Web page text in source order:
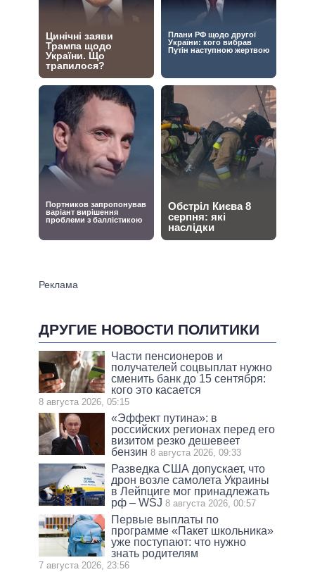
ДРУГИЕ НОВОСТИ ПОЛИТИКИ
Части пенсионеров и
получателей соцвыплат нужно
сменить банк до 15 сентября:
кого это касается
8 августа 2026, 05:15
«Эффект путина»: в
российских регионах перед его
визитом резко дешевеет
бензин 8 августа 2026, 09:33
Разведка США допускает, что
дрон возле самолета Украины
в Лейпциге мог принадлежать
рф – WSJ 8 августа 2026, 00:57
Первые выплаты по
программе «Пакет школьника»
уже поступают: что нужно
знать родителям
7 августа 2026, 23:56